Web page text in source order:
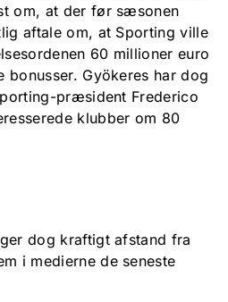
om, at der før sæsonen
aftale om, at Sporting ville
60 millioner euro
bonusser. Gyökeres har dog
præsident Frederico
klubber om 80
dog kraftigt afstand fra
i medierne de seneste